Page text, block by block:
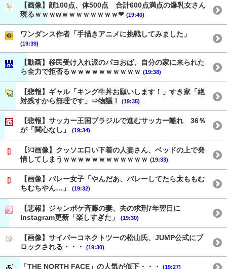
【画像】顔100点、体500点 合計600点満点の爆乳女さん
現るｗｗｗwｗｗｗｗｗｗｗｗ❤ (19:40)
ワンダンス作者「手描きアニメに挑戦してみました」
(19:39)
【動画】移民受け入れ派のパヨおば、自分の家に来られた
ら全力で拒否るｗｗｗｗｗｗｗｗｗｗ (19:38)
【悲報】ギャル「キング牛丼お願いします！」すき家「絶
対残すから無理です」⇒物議！
(19:35)
【悲報】サッカー王国ブラジルで進むサッカー離れ 36％
が「関心なし」
(19:34)
【ｼｺ画像】クッソエ口い下着の人妻さん、ベッドの上で発
情してしまうｗｗｗｗｗｗｗｗｗｗｗｗ (19:33)
【画像】バレー女子「やんだあ、バレーしてたら太ももむ
ちむちやん…」
(19:32)
【悲報】ジャンポケ斉藤の妻、夫の求刑7年翌日に
Instagram更新「楽しすぎた」
(19:30)
【画像】サイバーコネクトツーの松山氏、JUMP公式にブ
ロックされる・・・
(19:30)
「THE NORTH FACE」の人気が低下・・・ (19:27)